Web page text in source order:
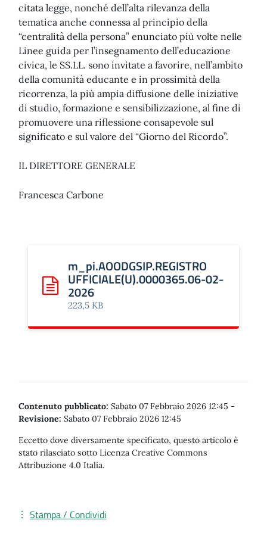
citata legge, nonché dell’alta rilevanza della
tematica anche connessa al principio della
“centralità della persona” enunciato più volte nelle
Linee guida per l’insegnamento dell’educazione
civica, le SS.LL. sono invitate a favorire, nell’ambito
della comunità educante e in prossimità della
ricorrenza, la più ampia diffusione delle iniziative
di studio, formazione e sensibilizzazione, al fine di
promuovere una riflessione consapevole sul
significato e sul valore del “Giorno del Ricordo”.
IL DIRETTORE GENERALE
Francesca Carbone
Scarica: m_pi.AOODGSIP.REGISTRO
m_pi.AOODGSIP.REGISTRO
UFFICIALE(U).0000365.06-02-
2026
223,5 KB
Contenuto pubblicato: Sabato 07 Febbraio 2026 12:45 -
Revisione: Sabato 07 Febbraio 2026 12:45
Eccetto dove diversamente specificato, questo articolo è
stato rilasciato sotto Licenza Creative Commons
Attribuzione 4.0 Italia.
Stampa / Condividi